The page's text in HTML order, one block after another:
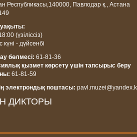
Республикасы,140000, Павлодар қ., Астана
9
(үзіліссіз)
- дүйсенбі
бөлмесі: 61-81-36
қызмет көрсету үшін тапсырыс беру
61-81-59
электрондық поштасы:
ДИКТОРЫ